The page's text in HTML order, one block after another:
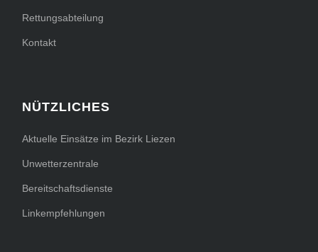
Rettungsabteilung
Kontakt
NÜTZLICHES
Aktuelle Einsätze im Bezirk Liezen
Unwetterzentrale
Bereitschaftsdienste
Linkempfehlungen